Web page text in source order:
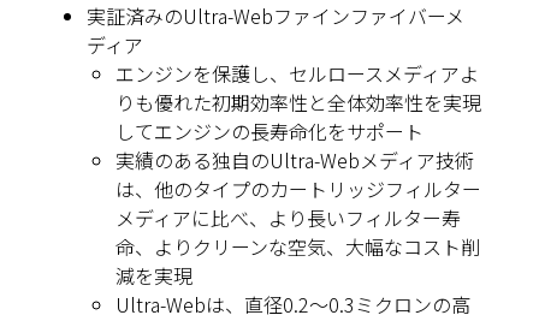
実証済みのUltra-Webファインファイバーメ
ディア
エンジンを保護し、セルロースメディアよ
りも優れた初期効率性と全体効率性を実現
してエンジンの長寿命化をサポート
実績のある独自のUltra-Webメディア技術
は、他のタイプのカートリッジフィルター
メディアに比べ、より長いフィルター寿
命、よりクリーンな空気、大幅なコスト削
減を実現
Ultra-Webは、直径0.2〜0.3ミクロンの高